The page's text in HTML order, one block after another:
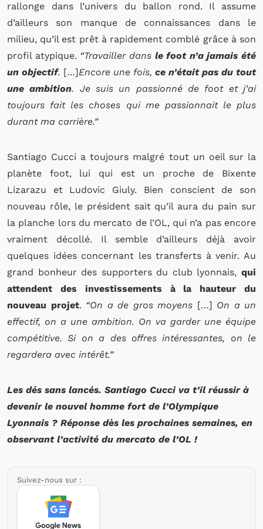
rallonge dans l’univers du ballon rond. Il assume
d’ailleurs son manque de connaissances dans le
milieu, qu’il est prêt à rapidement comblé grâce à son
profil atypique. “Travailler dans le foot n’a jamais été
un objectif. […]Encore une fois, ce n’était pas du tout
une ambition. Je suis un passionné de foot et j’ai
toujours fait les choses qui me passionnait le plus
durant ma carrière.”
Santiago Cucci a toujours malgré tout un oeil sur la
planète foot, lui qui est un proche de Bixente
Lizarazu et Ludovic Giuly. Bien conscient de son
nouveau rôle, le président sait qu’il aura du pain sur
la planche lors du mercato de l’OL, qui n’a pas encore
vraiment décollé. Il semble d’ailleurs déjà avoir
quelques idées concernant les transferts à venir. Au
grand bonheur des supporters du club lyonnais, qui
attendent des investissements à la hauteur du
nouveau projet. “On a de gros moyens […] On a un
effectif, on a une ambition. On va garder une équipe
compétitive. Si on a des offres intéressantes, on le
regardera avec intérêt.”
Les dés sans lancés. Santiago Cucci va t’il réussir à
devenir le nouvel homme fort de l’Olympique
Lyonnais ? Réponse dès les prochaines semaines, en
observant l’activité du mercato de l’OL !
Suivez-nous sur :